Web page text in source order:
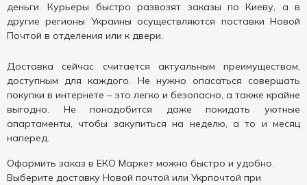
деньги. Курьеры быстро развозят заказы по Киеву, а в
другие регионы Украины осуществляются поставки Новой
Почтой в отделения или к двери.
Доставка сейчас считается актуальным преимуществом,
доступным для каждого. Не нужно опасаться совершать
покупки в интернете – это легко и безопасно, а также крайне
выгодно. Не понадобится даже покидать уютные
апартаменты, чтобы закупиться на неделю, а то и месяц
наперед.
Оформить заказ в ЕКО Маркет можно быстро и удобно.
Выберите доставку Новой почтой или Укрпочтой при